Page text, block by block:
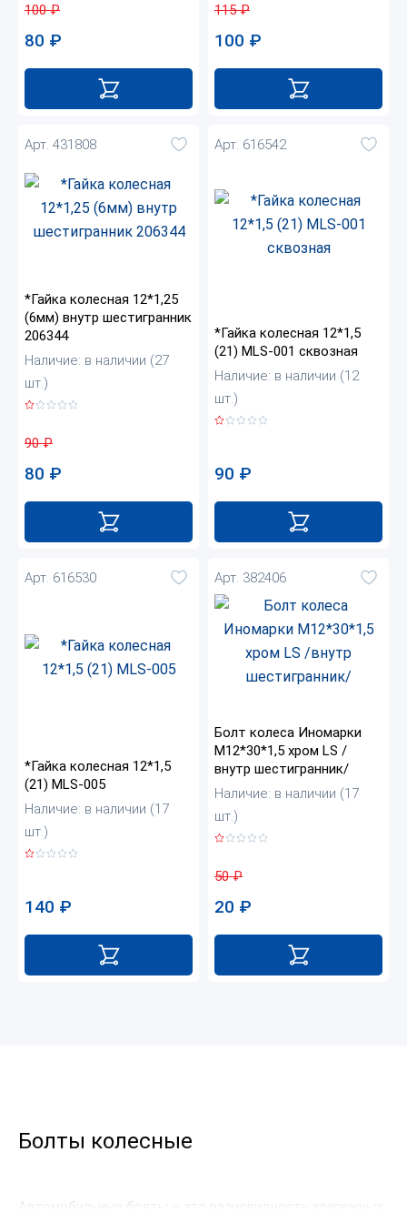
100₽
80 ₽
115₽
100 ₽
Арт. 431808
*Гайка колесная 12*1,25
(6мм) внутр шестигранник
206344
Наличие: в наличии (27
шт.)
90₽
80 ₽
Арт. 616542
*Гайка колесная 12*1,5
(21) MLS-001 сквозная
Наличие: в наличии (12
шт.)
90 ₽
Арт. 616530
*Гайка колесная 12*1,5
(21) MLS-005
Наличие: в наличии (17
шт.)
140 ₽
Арт. 382406
Болт колеса Иномарки
М12*30*1,5 хром LS /
внутр шестигранник/
Наличие: в наличии (17
шт.)
50₽
20 ₽
Болты колесные
Автомобильные болты – это разновидность крепежных